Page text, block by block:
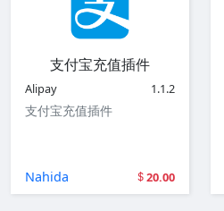
支付宝充值插件
Alipay 1.1.2
支付宝充值插件
Nahida 20.00